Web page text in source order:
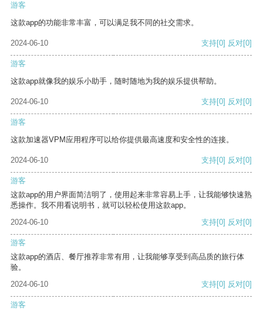
游客
这款app的功能非常丰富，可以满足我不同的社交需求。
2024-06-10 支持[0] 反对[0]
游客
这款app就像我的娱乐小助手，随时随地为我的娱乐提供帮助。
2024-06-10 支持[0] 反对[0]
游客
这款加速器VPM应用程序可以给你提供最高速度和安全性的连接。
2024-06-10 支持[0] 反对[0]
游客
这款app的用户界面简洁明了，使用起来非常容易上手，让我能够快速熟
悉操作。我不用看说明书，就可以轻松使用这款app。
2024-06-10
支持[0] 反对[0]
游客
这款app的酒店、餐厅推荐非常有用，让我能够享受到高品质的旅行体
验。
2024-06-10
支持[0] 反对[0]
游客